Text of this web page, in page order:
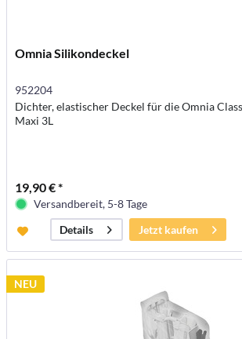
Omnia Silikondeckel
952204
Dichter, elastischer Deckel für die Omnia
Maxi 3L
19,90 € *
Versandbereit, 5-8 Tage
Details
Jetzt kaufen
NEU